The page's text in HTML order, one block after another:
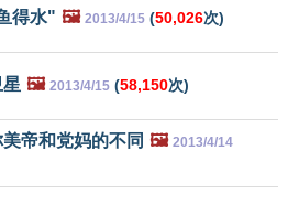
得水" 🖼️ 2013/4/15 (50,026次)
🖼️ 2013/4/15 (58,150次)
帝和党妈的不同 🖼️ 2013/4/14